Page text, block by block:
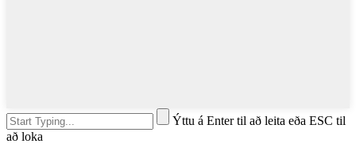
Ýttu á Enter til að leita eða ESC til
að loka